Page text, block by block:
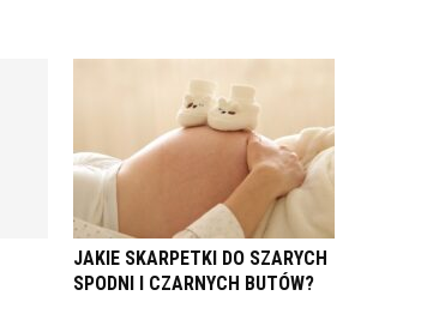
JAKIE SKARPETKI DO SZARYCH
SPODNI I CZARNYCH BUTÓW?